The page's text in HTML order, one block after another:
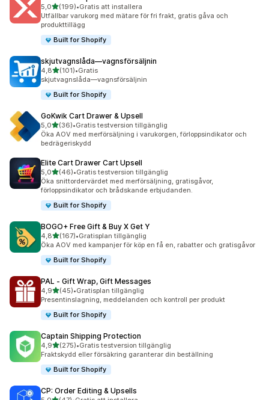
5,0av 5 stjärnor
(199)
199 recensioner totalt
•Gratis att installera
Utfällbar varukorg med mätare för fri frakt, gratis gåva och
produkttillägg
Built for Shopify
skjutvagnslåda—vagnsförsäljnin
4,8av 5 stjärnor
(101)
101 recensioner totalt
•Gratis
skjutvagnslåda—vagnsförsäljnin
Built for Shopify
GoKwik Cart Drawer & Upsell
5,0av 5 stjärnor
(36)
36 recensioner totalt
•Gratis testversion tillgänglig
Öka AOV med merförsäljning i varukorgen, förloppsindikator och
bedrägeriskydd
Elite Cart Drawer Cart Upsell
5,0av 5 stjärnor
(46)
46 recensioner totalt
•Gratis testversion tillgänglig
Öka snittordervärdet med merförsäljning, gratisgåvor,
förloppsindikator och brådskande erbjudanden.
Built for Shopify
BOGO+ Free Gift & Buy X Get Y
4,8av 5 stjärnor
(167)
167 recensioner totalt
•Gratisplan tillgänglig
Öka AOV med kampanjer för köp en få en, rabatter och gratisgåvor
Built for Shopify
PAL ‑ Gift Wrap, Gift Messages
4,9av 5 stjärnor
(45)
45 recensioner totalt
•Gratisplan tillgänglig
Presentinslagning, meddelanden och kontroll per produkt
Built for Shopify
Captain Shipping Protection
4,9av 5 stjärnor
(275)
275 recensioner totalt
•Gratis testversion tillgänglig
Fraktskydd eller försäkring garanterar din beställning
Built for Shopify
CP: Order Editing & Upsells